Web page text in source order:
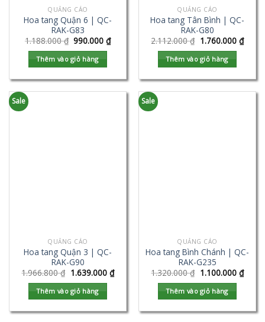
QUẢNG CÁO
Hoa tang Quận 6 | QC-
RAK-G83
1.188.000₫ 990.000₫
Thêm vào giỏ hàng
QUẢNG CÁO
Hoa tang Tân Bình | QC-
RAK-G80
2.112.000₫ 1.760.000 ₫
Thêm vào giỏ hàng
Sale
QUẢNG CÁO
Hoa tang Quận 3 | QC-
RAK-G90
1.966.800₫ 1.639.000 ₫
Thêm vào giỏ hàng
Sale
QUẢNG CÁO
Hoa tang Bình Chánh | QC-
RAK-G235
1.320.000₫ 1.100.000 ₫
Thêm vào giỏ hàng